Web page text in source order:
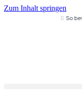
Zum Inhalt springen
So